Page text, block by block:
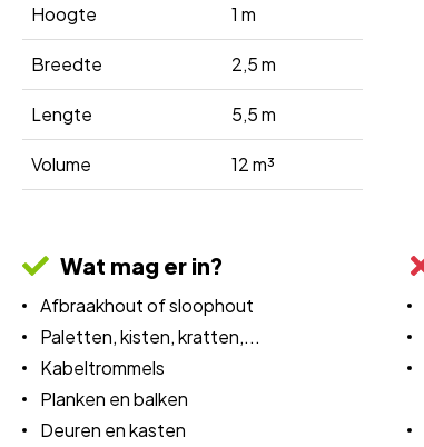
Hoogte 1 m
Breedte 2,5 m
Lengte 5,5 m
Volume 12 m³
Wat mag er in?
Afbraakhout of sloophout
Paletten, kisten, kratten,...
Kabeltrommels
Planken en balken
Deuren en kasten